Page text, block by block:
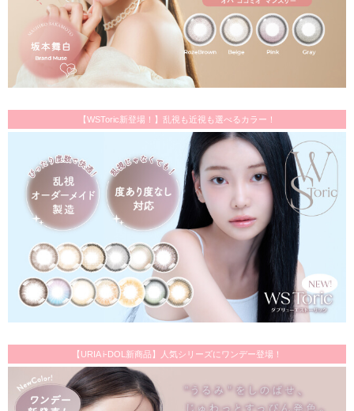
【WSToric新登場！】乱視も近視も選べるカラー！
【URIA i-DOL新商品】人気シリーズにワンデー登場！